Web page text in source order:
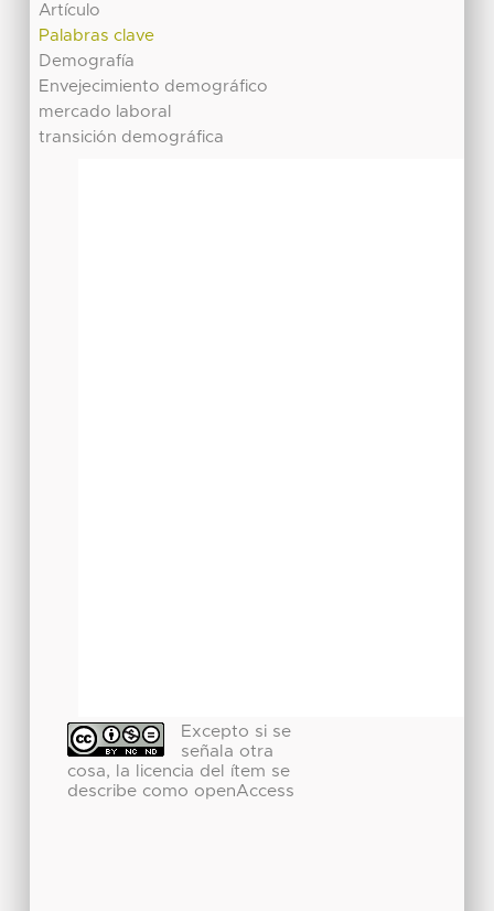
Artículo
Palabras clave
Demografía
Envejecimiento demográfico
mercado laboral
transición demográfica
Excepto si se
señala otra
cosa, la licencia del ítem se
describe como openAccess